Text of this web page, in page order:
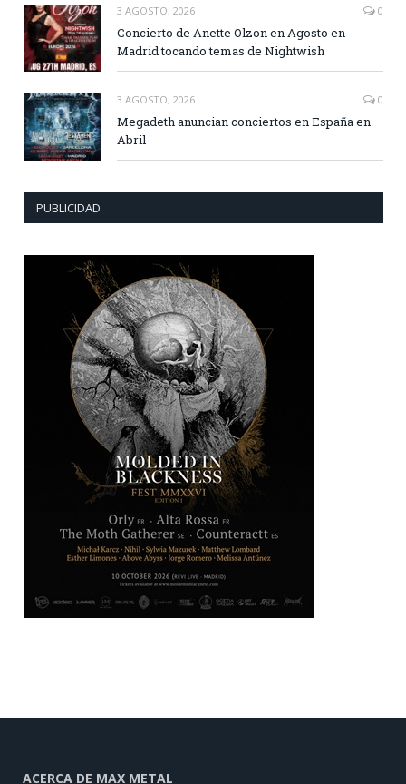
3 AGOSTO, 2026 0
Concierto de Anette Olzon en Agosto en
Madrid tocando temas de Nightwish
3 AGOSTO, 2026 0
Megadeth anuncian conciertos en España en
Abril
PUBLICIDAD
ACERCA DE MAX METAL